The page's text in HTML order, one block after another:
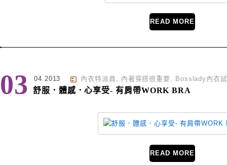
READ MORE
03 04.2013 內衣特派員 , 內著穿搭很重要, Bosslady內衣
舒服．體感．心享受- 有肩帶WORK BRA
READ MORE